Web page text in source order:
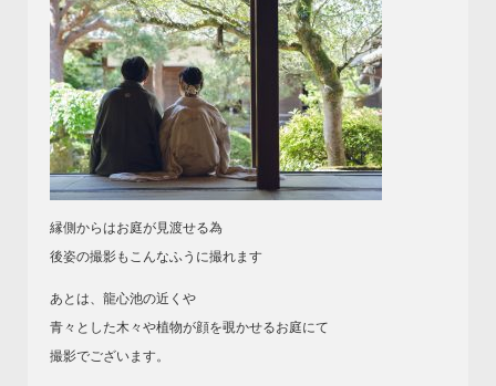
縁側からはお庭が見渡せる為
後姿の撮影もこんなふうに撮れます
あとは、龍心池の近くや
青々とした木々や植物が顔を覗かせるお庭にて
撮影でございます。